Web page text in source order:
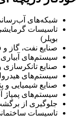
شبکه‌های
تاسیسات
بویلر)
صنایع نفت، گاز و
سیستم‌های
صنایع
سیستم‌های
صنایع شیمیایی و
سیستم‌های پمپاژ
جلوگیری از
تاسیسات